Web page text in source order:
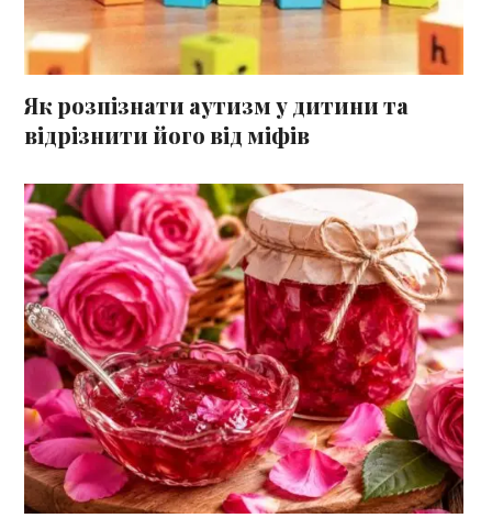
Як розпізнати аутизм у дитини та
відрізнити його від міфів